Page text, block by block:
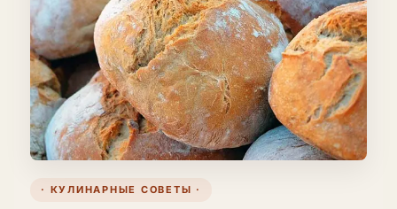
· КУЛИНАРНЫЕ СОВЕТЫ ·